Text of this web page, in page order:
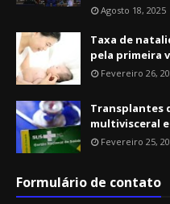
Agosto 18, 2025
Taxa de
pela primeira
Fevereiro 26,
Transplantes
multivisceral
Fevereiro 25,
Formulário de contato